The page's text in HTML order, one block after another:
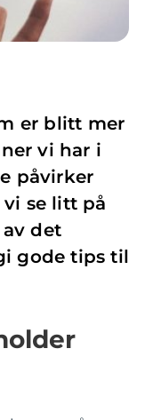
er blitt mer
vi har i
påvirker
se litt på
det
gode tips til